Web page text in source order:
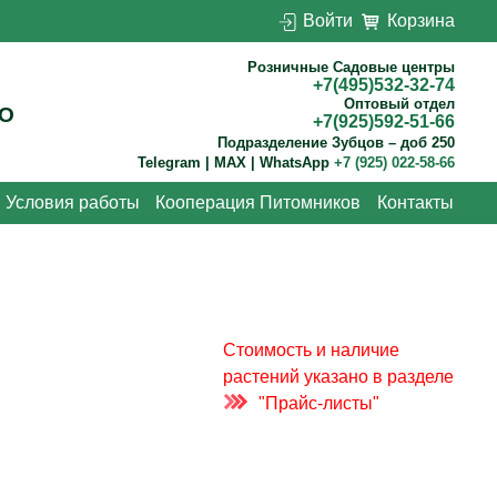
Войти Корзина
Розничные Садовые центры
+7(495)532-32-74
Оптовый отдел
+7(925)592-51-66
Подразделение Зубцов – доб 250
Telegram | MAX | WhatsApp +7 (925) 022-58-66
Условия работы Кооперация Питомников Контакты
Стоимость и наличие
растений указано в разделе
"Прайс-листы"